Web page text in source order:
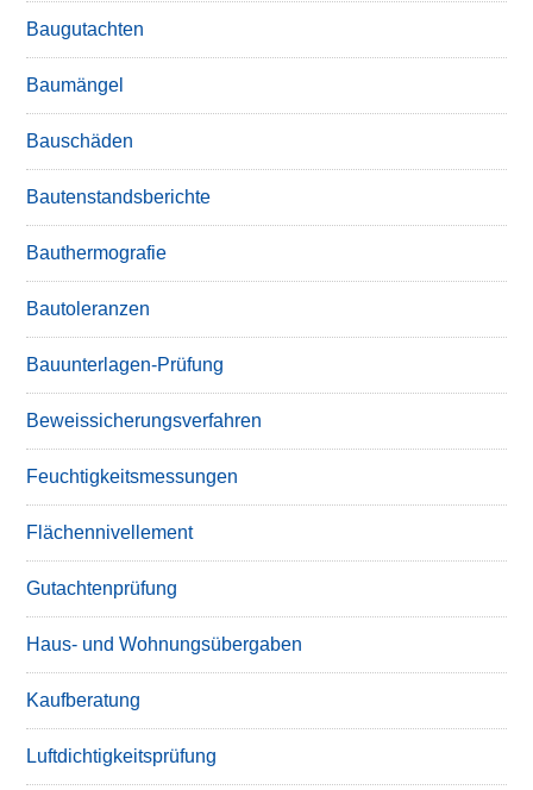
Baugutachten
Baumängel
Bauschäden
Bautenstandsberichte
Bauthermografie
Bautoleranzen
Bauunterlagen-Prüfung
Beweissicherungsverfahren
Feuchtigkeitsmessungen
Flächennivellement
Gutachtenprüfung
Haus- und Wohnungsübergaben
Kaufberatung
Luftdichtigkeitsprüfung